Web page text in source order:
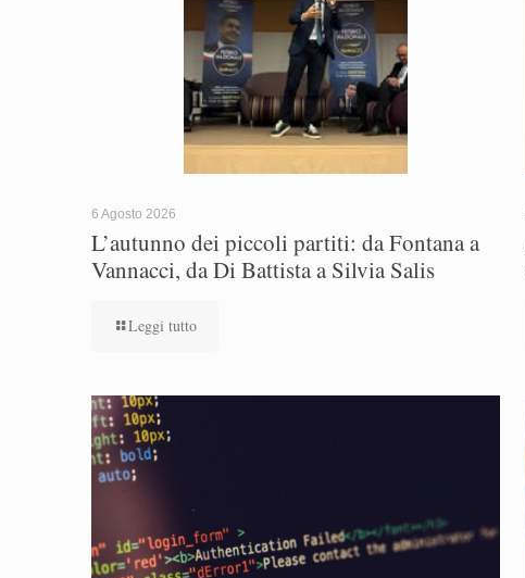
6 Agosto 2026
L’autunno dei piccoli partiti: da Fontana a
Vannacci, da Di Battista a Silvia Salis
Leggi tutto